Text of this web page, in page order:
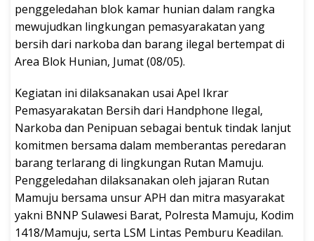
penggeledahan blok kamar hunian dalam rangka
mewujudkan lingkungan pemasyarakatan yang
bersih dari narkoba dan barang ilegal bertempat di
Area Blok Hunian, Jumat (08/05).
Kegiatan ini dilaksanakan usai Apel Ikrar
Pemasyarakatan Bersih dari Handphone Ilegal,
Narkoba dan Penipuan sebagai bentuk tindak lanjut
komitmen bersama dalam memberantas peredaran
barang terlarang di lingkungan Rutan Mamuju.
Penggeledahan dilaksanakan oleh jajaran Rutan
Mamuju bersama unsur APH dan mitra masyarakat
yakni BNNP Sulawesi Barat, Polresta Mamuju, Kodim
1418/Mamuju, serta LSM Lintas Pemburu Keadilan.